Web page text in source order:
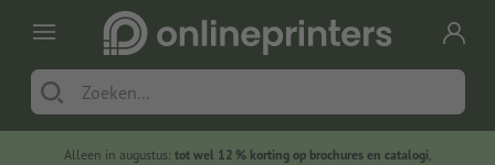
Alleen in augustus: tot wel 12 % korting op brochures en catalogi,